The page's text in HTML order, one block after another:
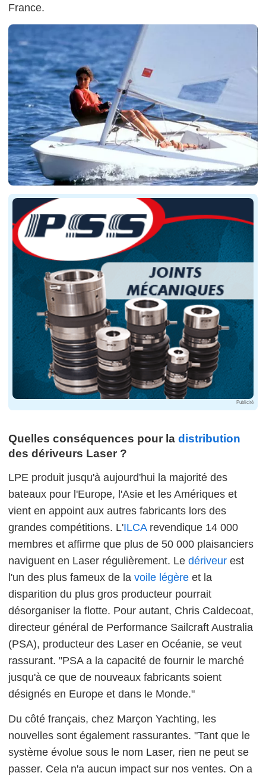
France.
Publicité
Quelles conséquences pour la distribution
des dériveurs Laser ?
LPE produit jusqu'à aujourd'hui la majorité des
bateaux pour l'Europe, l'Asie et les Amériques et
vient en appoint aux autres fabricants lors des
grandes compétitions. L'ILCArevendique 14 000
membres et affirme que plus de 50 000 plaisanciers
naviguent en Laser régulièrement. Le dériveur est
l'un des plus fameux de la voile légère et la
disparition du plus gros producteur pourrait
désorganiser la flotte. Pour autant, Chris Caldecoat,
directeur général de Performance Sailcraft Australia
(PSA), producteur des Laser en Océanie, se veut
rassurant. "PSA a la capacité de fournir le marché
jusqu'à ce que de nouveaux fabricants soient
désignés en Europe et dans le Monde."
Du côté français, chez Marçon Yachting, les
nouvelles sont également rassurantes. "Tant que le
système évolue sous le nom Laser, rien ne peut se
passer. Cela n'a aucun impact sur nos ventes. On a